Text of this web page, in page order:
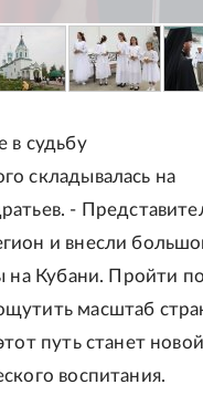
в судьбу
складывалась на
-
и внесли
на Кубани. Пройти
масштаб
путь станет
воспитания.